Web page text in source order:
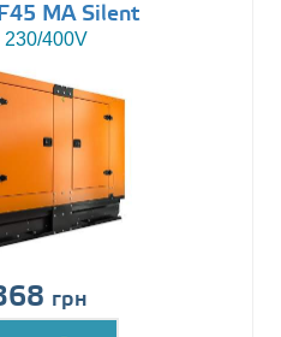
MA Silent
230/400V
грн